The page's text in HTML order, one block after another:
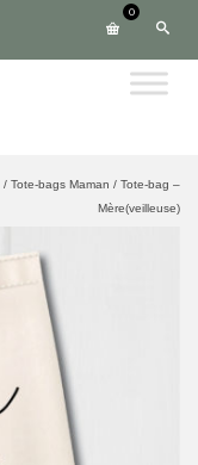
0
/ Tote-bags Maman / Tote-bag –
Mère(veilleuse)